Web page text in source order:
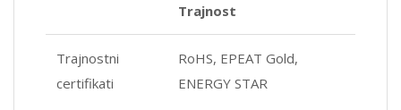
Trajnost
Trajnostni
certifikati
RoHS, EPEAT Gold,
ENERGY STAR